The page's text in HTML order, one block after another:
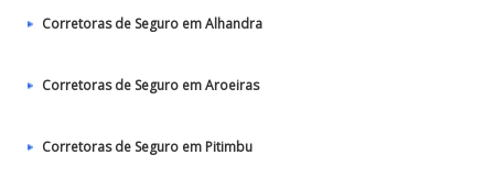
Corretoras de Seguro em Alhandra
Corretoras de Seguro em Aroeiras
Corretoras de Seguro em Pitimbu